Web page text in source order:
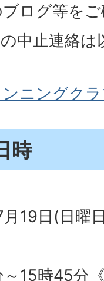
ログ等を
中止連絡
ンニングク
時
19日(日曜
～15時45分